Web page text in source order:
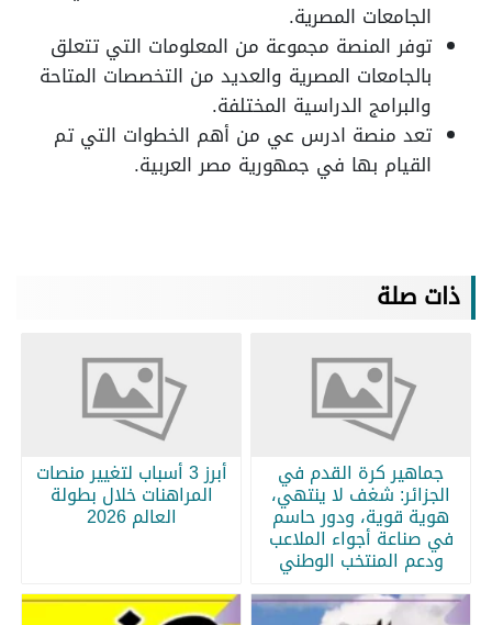
الجامعات المصرية.
توفر المنصة مجموعة من المعلومات التي تتعلق
بالجامعات المصرية والعديد من التخصصات المتاحة
والبرامج الدراسية المختلفة.
تعد منصة ادرس عي من أهم الخطوات التي تم
القيام بها في جمهورية مصر العربية.
ذات صلة
جماهير كرة القدم في
الجزائر: شغف لا ينتهي،
هوية قوية، ودور حاسم
في صناعة أجواء الملاعب
ودعم المنتخب الوطني
أبرز 3 أسباب لتغيير منصات
المراهنات خلال بطولة
العالم 2026